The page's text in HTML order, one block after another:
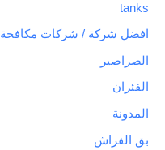
tanks
افضل شركة / شركات مكافحة
الصراصير
الفئران
المدونة
بق الفراش